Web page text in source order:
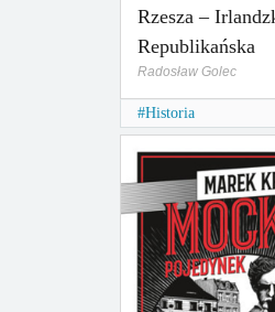
Rzesza –
Republikańska
Radosław Golec
Historia